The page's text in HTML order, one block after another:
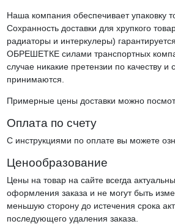
Наша компания обеспечивает упаковку
Сохранность доставки для хрупкого
радиаторы и интеркулеры)
ОБРЕШЕТКЕ силами транспортных
случае никакие претензии по качеству и
принимаются.
Примерные цены доставки можно
Оплата по счету
С инструкциями по оплате вы можете
Ценообразование
Цены на товар на сайте всегда
оформления заказа и не могут быть
меньшую сторону до истечения срока
последующего удаления заказа.